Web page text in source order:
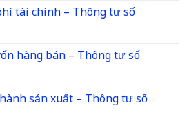
tài chính – Thông tư số
hàng bán – Thông tư số
sản xuất – Thông tư số